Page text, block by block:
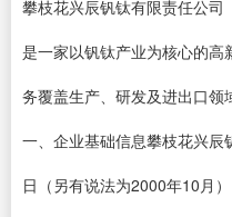
攀枝花兴辰钒钛有限责任公司
是一家以钒钛产业为核心的
务覆盖生产、研发及进出口领
一、企业基础信息攀枝花兴
日（另有说法为2000年10月